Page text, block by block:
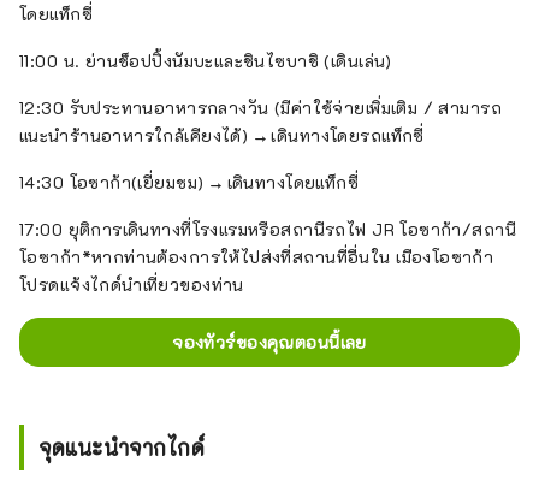
โดยแท็กซี่
11:00 น. ย่านช็อปปิ้งนัมบะและชินไซบาชิ (เดินเล่น)
12:30 รับประทานอาหารกลางวัน (มีค่าใช้จ่ายเพิ่มเติม / สามารถ
แนะนำร้านอาหารใกล้เคียงได้) → เดินทางโดยรถแท็กซี่
14:30 โอซาก้า(เยี่ยมชม) → เดินทางโดยแท็กซี่
17:00 ยุติการเดินทางที่โรงแรมหรือสถานีรถไฟ JR โอซาก้า/สถานี
โอซาก้า*หากท่านต้องการให้ไปส่งที่สถานที่อื่นใน เมืองโอซาก้า
โปรดแจ้งไกด์นำเที่ยวของท่าน
จองทัวร์ของคุณตอนนี้เลย
จุดแนะนำจากไกด์